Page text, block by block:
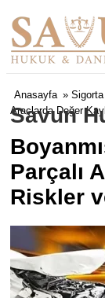
Savun
Anasayfa »
Araçlarda Değer
Parçalı
Riskler